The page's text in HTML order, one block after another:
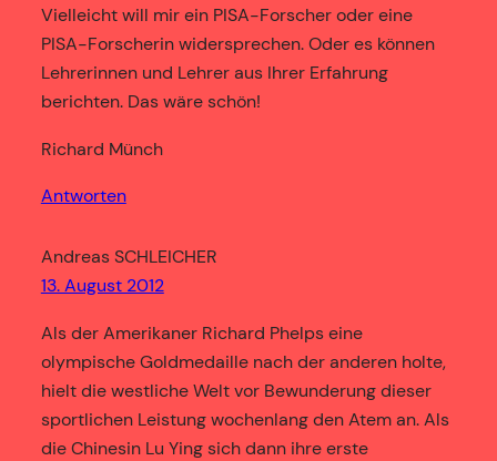
Vielleicht will mir ein PISA-Forscher oder eine
PISA-Forscherin widersprechen. Oder es können
Lehrerinnen und Lehrer aus Ihrer Erfahrung
berichten. Das wäre schön!
Richard Münch
Antworten
Andreas SCHLEICHER
13. August 2012
Als der Amerikaner Richard Phelps eine
olympische Goldmedaille nach der anderen holte,
hielt die westliche Welt vor Bewunderung dieser
sportlichen Leistung wochenlang den Atem an. Als
die Chinesin Lu Ying sich dann ihre erste